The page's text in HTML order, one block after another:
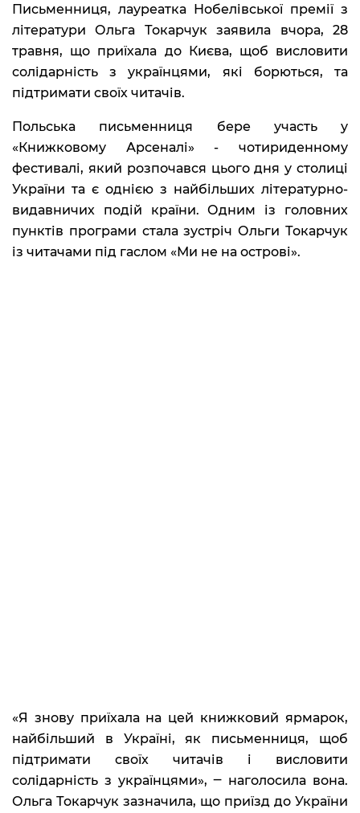
Письменниця, лауреатка Нобелівської премії з
літератури Ольга Токарчук заявила вчора, 28
травня, що приїхала до Києва, щоб висловити
солідарність з українцями, які борються, та
підтримати своїх читачів.
Польська письменниця бере участь у
«Книжковому Арсеналі» - чотириденному
фестивалі, який розпочався цього дня у столиці
України та є однією з найбільших літературно-
видавничих подій країни. Одним із головних
пунктів програми стала зустріч Ольги Токарчук
із читачами під гаслом «Ми не на острові».
«Я знову приїхала на цей книжковий ярмарок,
найбільший в Україні, як письменниця, щоб
підтримати своїх читачів і висловити
солідарність з українцями», ‒ наголосила вона.
Ольга Токарчук зазначила, що приїзд до України